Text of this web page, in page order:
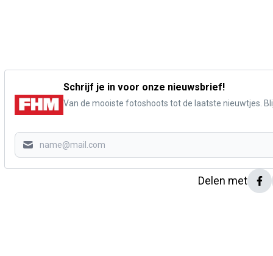
Schrijf je in voor onze nieuwsbrief!
Van de mooiste fotoshoots tot de laatste nieuwtjes.
Delen met